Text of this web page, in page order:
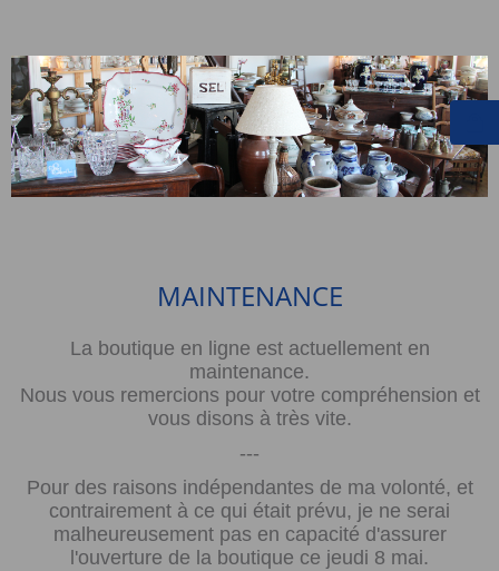
MAINTENANCE
La boutique en ligne est actuellement en
maintenance.
Nous vous remercions pour votre compréhension et
vous disons à très vite.
---
Pour des raisons indépendantes de ma volonté, et
contrairement à ce qui était prévu, je ne serai
malheureusement pas en capacité d'assurer
l'ouverture de la boutique ce jeudi 8 mai.